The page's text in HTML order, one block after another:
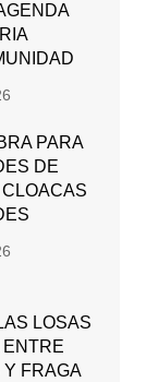
PARA
DE
LOSAS
ENTRE
Y FRAGA